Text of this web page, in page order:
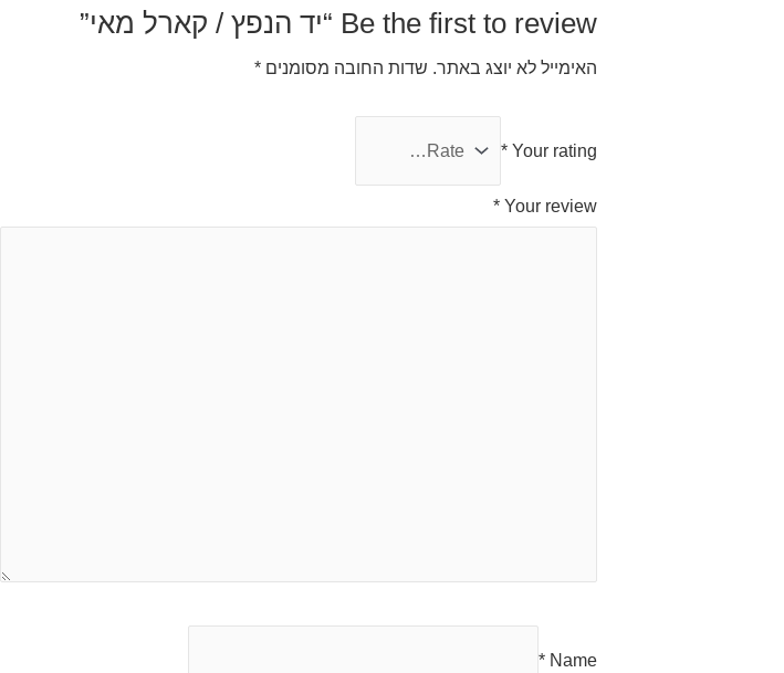
Be the first to review “יד הנפץ / קארל מאי”
האימייל לא יוצג באתר. שדות החובה מסומנים *
Your rating
*
Your review
*
Name
*